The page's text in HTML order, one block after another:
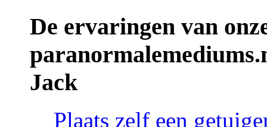
De ervaringen van
Jack
Plaats zelf een